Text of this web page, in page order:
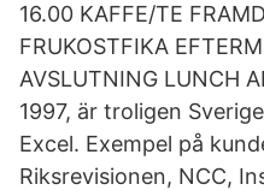
16.00 KAFFE/TE
FRUKOSTFIKA
AVSLUTNING LUNCH
1997, är troligen
Excel. Exempel på
Riksrevisionen, NCC,